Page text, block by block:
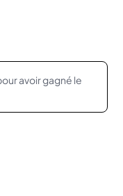
avoir gagné le